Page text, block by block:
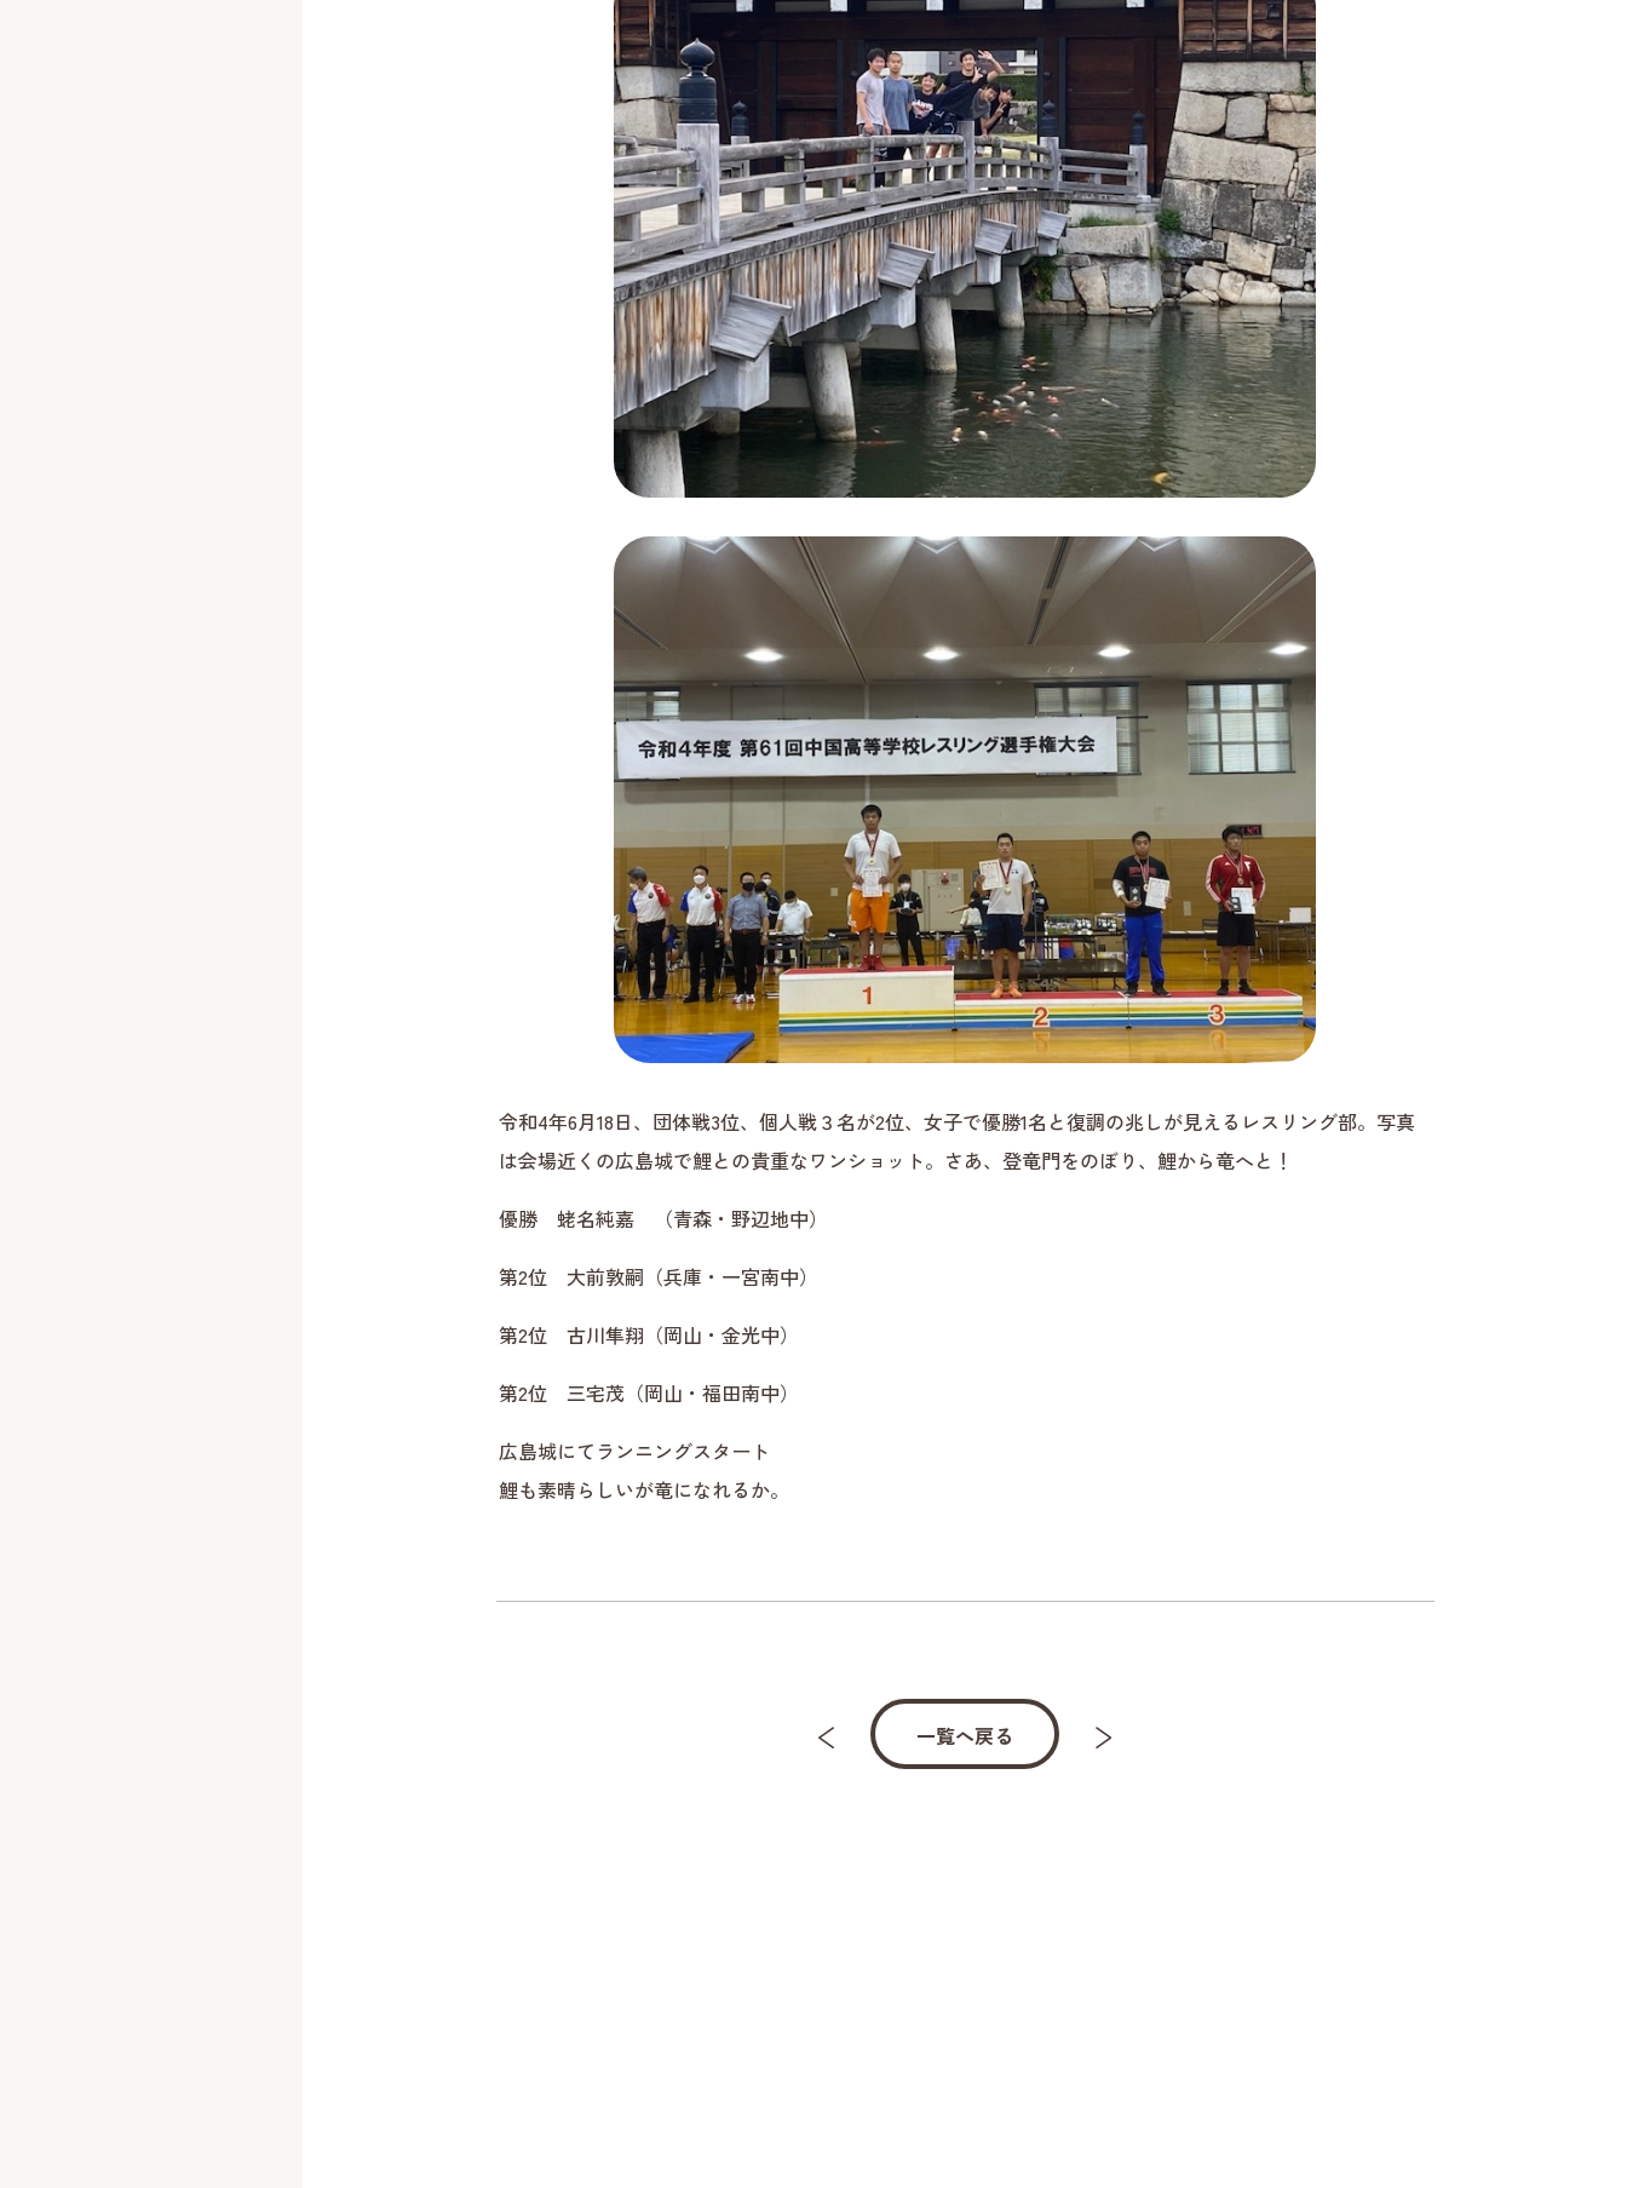
令和4年6月18日、団体戦3位、個人戦３名が2位、女子で優勝1名と復調の兆しが見えるレスリング部。写真
は会場近くの広島城で鯉との貴重なワンショット。さあ、登竜門をのぼり、鯉から竜へと！
優勝 蛯名純嘉 （青森・野辺地中）
第2位 大前敦嗣（兵庫・一宮南中）
第2位 古川隼翔（岡山・金光中）
第2位 三宅茂（岡山・福田南中）
広島城にてランニングスタート
鯉も素晴らしいが竜になれるか。
一覧へ戻る